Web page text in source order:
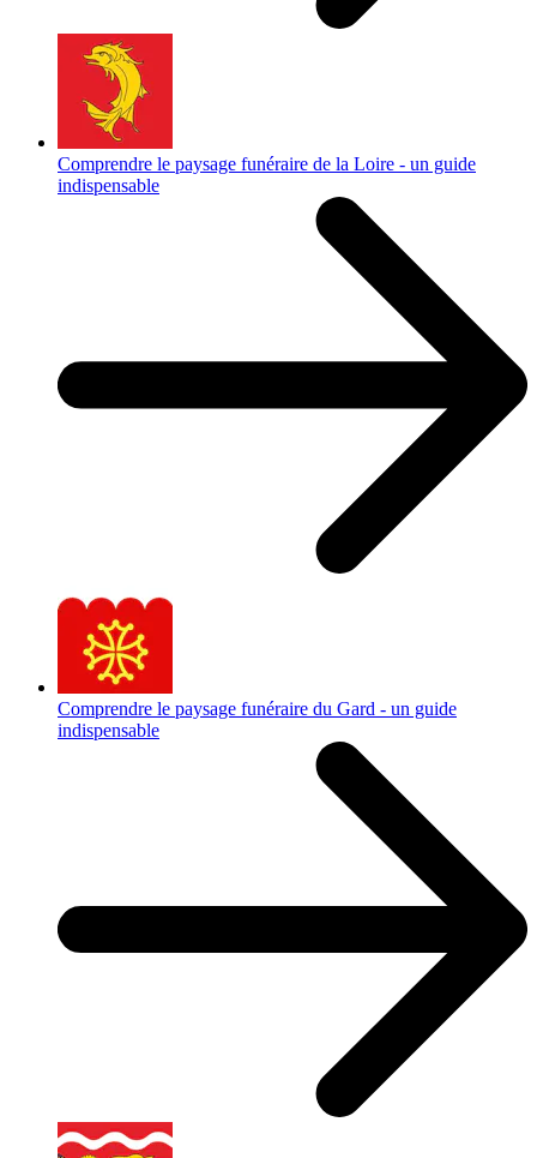
Comprendre le paysage funéraire de la Loire - un guide
indispensable
Comprendre le paysage funéraire du Gard - un guide
indispensable